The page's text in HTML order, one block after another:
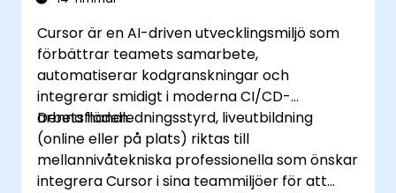
Cursor är en AI-driven utvecklingsmiljö som
förbättrar teamets samarbete,
automatiserar kodgranskningar och
integrerar smidigt i moderna CI/CD-
arbetsflöden.
Denna handledningsstyrd, liveutbildning
(online eller på plats) riktas till
mellannivåtekniska professionella som önskar
integrera Cursor i sina teammiljöer för att